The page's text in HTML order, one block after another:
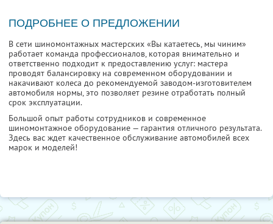
ПОДРОБНЕЕ О ПРЕДЛОЖЕНИИ
В сети шиномонтажных мастерских «Вы катаетесь, мы чиним»
работает команда профессионалов, которая внимательно и
ответственно подходит к предоставлению услуг: мастера
проводят балансировку на современном оборудовании и
накачивают колеса до рекомендуемой заводом-изготовителем
автомобиля нормы, это позволяет резине отработать полный
срок эксплуатации.
Большой опыт работы сотрудников и современное
шиномонтажное оборудование — гарантия отличного результата.
Здесь вас ждет качественное обслуживание автомобилей всех
марок и моделей!